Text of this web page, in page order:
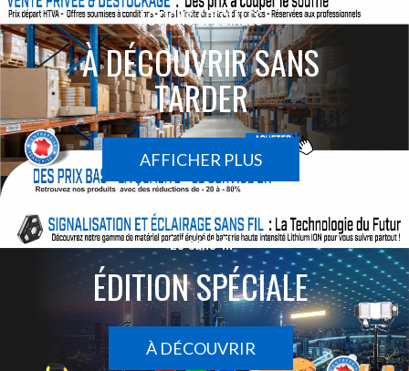
ACTIONS SPÉCIALES
À DÉCOUVRIR SANS
TARDER
AFFICHER PLUS
Le sans-fil
ÉDITION SPÉCIALE
À DÉCOUVRIR